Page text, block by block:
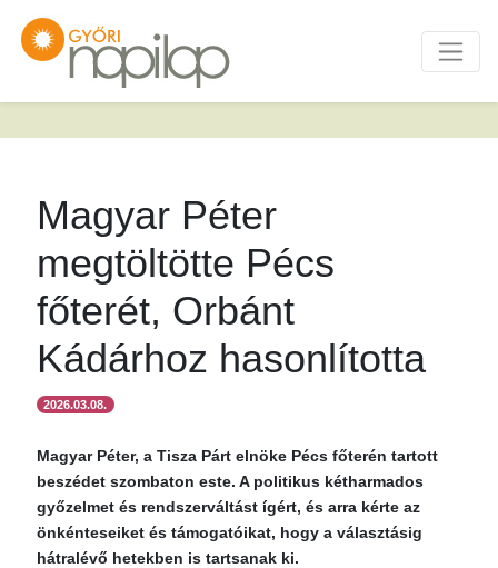
Magyar Péter
megtöltötte Pécs
főterét, Orbánt
Kádárhoz hasonlította
2026.03.08.
Magyar Péter, a Tisza Párt elnöke Pécs főterén tartott
beszédet szombaton este. A politikus kétharmados
győzelmet és rendszerváltást ígért, és arra kérte az
önkénteseiket és támogatóikat, hogy a választásig
hátralévő hetekben is tartsanak ki.